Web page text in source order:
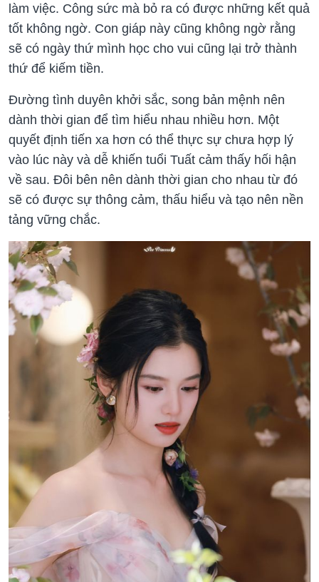
làm việc. Công sức mà bỏ ra có được những kết quả
tốt không ngờ. Con giáp này cũng không ngờ rằng
sẽ có ngày thứ mình học cho vui cũng lại trở thành
thứ để kiếm tiền.
Đường tình duyên khởi sắc, song bản mệnh nên
dành thời gian để tìm hiểu nhau nhiều hơn. Một
quyết định tiến xa hơn có thể thực sự chưa hợp lý
vào lúc này và dễ khiến tuổi Tuất cảm thấy hối hận
về sau. Đôi bên nên dành thời gian cho nhau từ đó
sẽ có được sự thông cảm, thấu hiểu và tạo nên nền
tảng vững chắc.